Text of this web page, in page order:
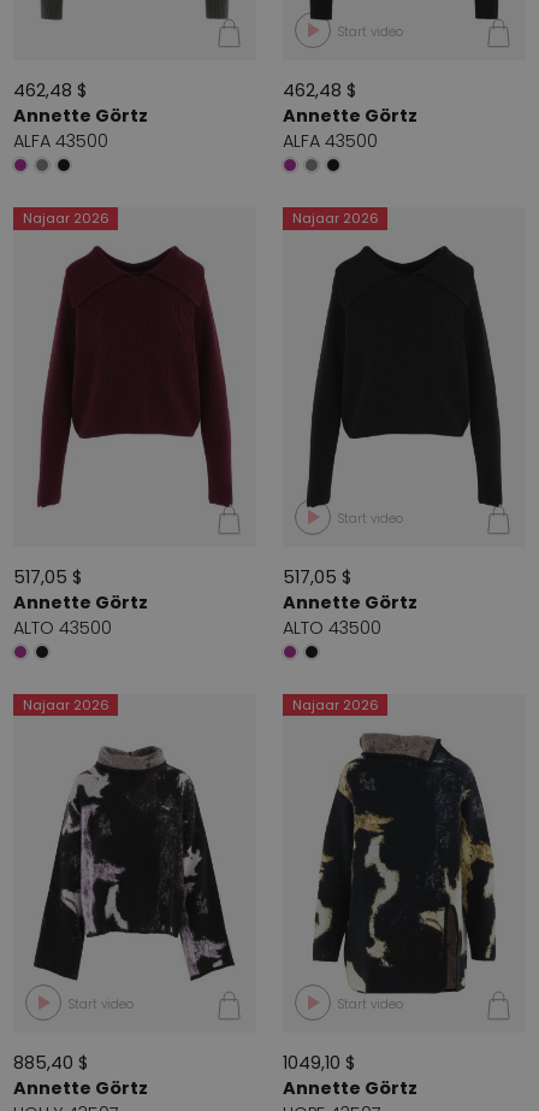
462,48 $
Annette Görtz
ALFA 43500
Start video
462,48 $
Annette Görtz
ALFA 43500
Najaar 2026
517,05 $
Annette Görtz
ALTO 43500
Najaar 2026
Start video
517,05 $
Annette Görtz
ALTO 43500
Najaar 2026
Start video
885,40 $
Annette Görtz
Najaar 2026
Start video
1049,10 $
Annette Görtz